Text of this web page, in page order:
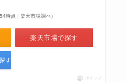
時点 | 楽天市場調べ）
楽天市場で探す
す
ポチップ